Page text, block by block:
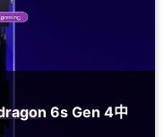
6s Gen 4中